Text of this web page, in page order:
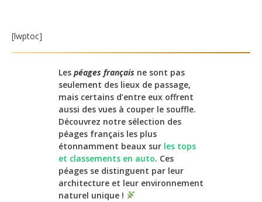
[lwptoc]
Les péages français ne sont pas
seulement des lieux de passage,
mais certains d’entre eux offrent
aussi des vues à couper le souffle.
Découvrez notre sélection des
péages français les plus
étonnamment beaux sur les tops
et classements en auto. Ces
péages se distinguent par leur
architecture et leur environnement
naturel unique !